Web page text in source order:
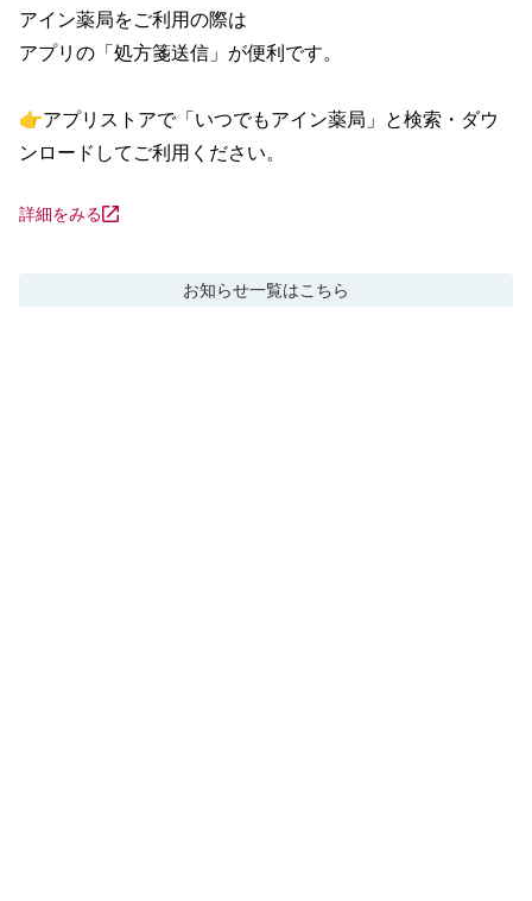
アイン薬局をご利用の際は
アプリの「処方箋送信」が便利です。
👉アプリストアで「いつでもアイン薬局」と検索・ダウ
ンロードしてご利用ください。
詳細をみる
お知らせ一覧はこちら